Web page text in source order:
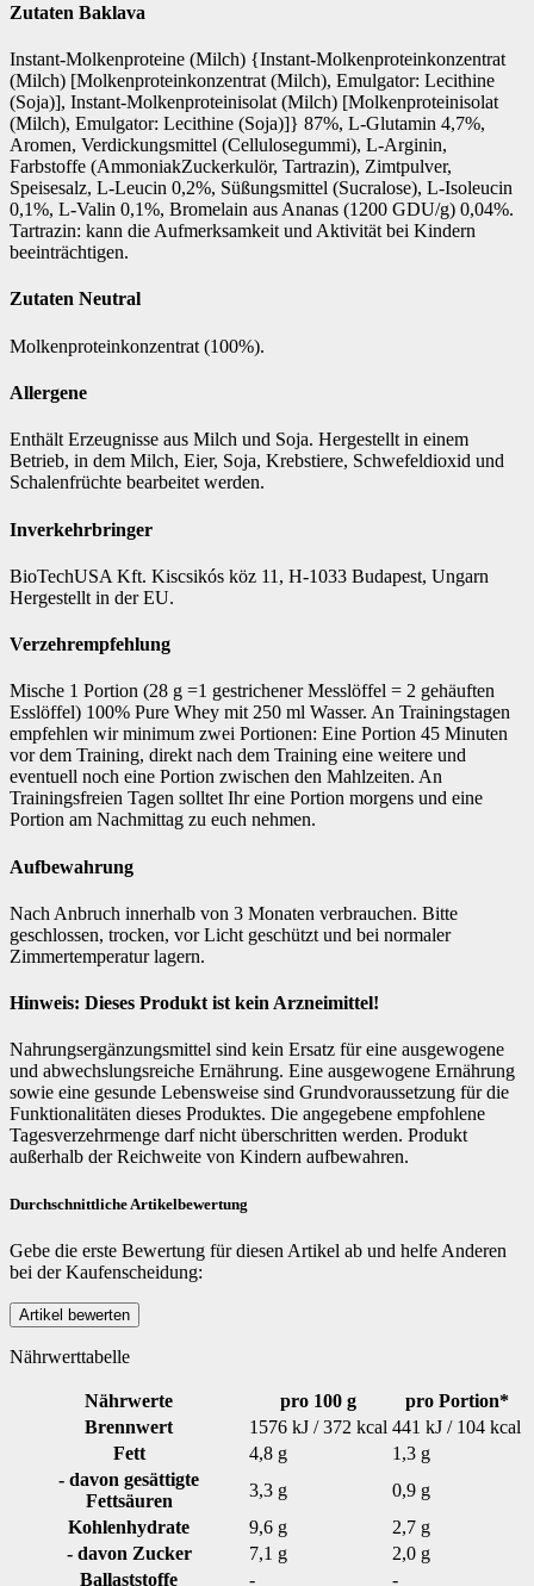
Zutaten Baklava
Instant-Molkenproteine (Milch) {Instant-Molkenproteinkonzentrat
(Milch) [Molkenproteinkonzentrat (Milch), Emulgator: Lecithine
(Soja)], Instant-Molkenproteinisolat (Milch) [Molkenproteinisolat
(Milch), Emulgator: Lecithine (Soja)]} 87%, L-Glutamin 4,7%,
Aromen, Verdickungsmittel (Cellulosegummi), L-Arginin,
Farbstoffe (AmmoniakZuckerkulör, Tartrazin), Zimtpulver,
Speisesalz, L-Leucin 0,2%, Süßungsmittel (Sucralose), L-Isoleucin
0,1%, L-Valin 0,1%, Bromelain aus Ananas (1200 GDU/g) 0,04%.
Tartrazin: kann die Aufmerksamkeit und Aktivität bei Kindern
beeinträchtigen.
Zutaten Neutral
Molkenproteinkonzentrat (100%).
Allergene
Enthält Erzeugnisse aus Milch und Soja. Hergestellt in einem
Betrieb, in dem Milch, Eier, Soja, Krebstiere, Schwefeldioxid und
Schalenfrüchte bearbeitet werden.
Inverkehrbringer
BioTechUSA Kft. Kiscsikós köz 11, H-1033 Budapest, Ungarn
Hergestellt in der EU.
Verzehrempfehlung
Mische 1 Portion (28 g =1 gestrichener Messlöffel = 2 gehäuften
Esslöffel) 100% Pure Whey mit 250 ml Wasser. An Trainingstagen
empfehlen wir minimum zwei Portionen: Eine Portion 45 Minuten
vor dem Training, direkt nach dem Training eine weitere und
eventuell noch eine Portion zwischen den Mahlzeiten. An
Trainingsfreien Tagen solltet Ihr eine Portion morgens und eine
Portion am Nachmittag zu euch nehmen.
Aufbewahrung
Nach Anbruch innerhalb von 3 Monaten verbrauchen. Bitte
geschlossen, trocken, vor Licht geschützt und bei normaler
Zimmertemperatur lagern.
Hinweis: Dieses Produkt ist kein Arzneimittel!
Nahrungsergänzungsmittel sind kein Ersatz für eine ausgewogene
und abwechslungsreiche Ernährung. Eine ausgewogene Ernährung
sowie eine gesunde Lebensweise sind Grundvoraussetzung für die
Funktionalitäten dieses Produktes. Die angegebene empfohlene
Tagesverzehrmenge darf nicht überschritten werden. Produkt
außerhalb der Reichweite von Kindern aufbewahren.
Durchschnittliche Artikelbewertung
Gebe die erste Bewertung für diesen Artikel ab und helfe Anderen
bei der Kaufenscheidung:
Nährwerttabelle
Nährwerte pro 100 g
pro Portion*
Brennwert
1576 kJ / 372 kcal 441 kJ / 104 kcal
Fett
4,8 g
1,3 g
- davon gesättigte
Fettsäuren
3,3 g
0,9 g
Kohlenhydrate
9,6 g
2,7 g
- davon Zucker
7,1 g
2,0 g
Ballaststoffe
- -